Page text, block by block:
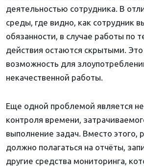
деятельностью сотрудника. В
среды, где видно, как сотрудник
обязанности, в случае работы по
действия остаются скрытыми.
возможность для
некачественной работы.
Еще одной проблемой является
контроля времени,
выполнение задач. Вместо этого,
должно полагаться на отчёты,
другие средства мониторинга,